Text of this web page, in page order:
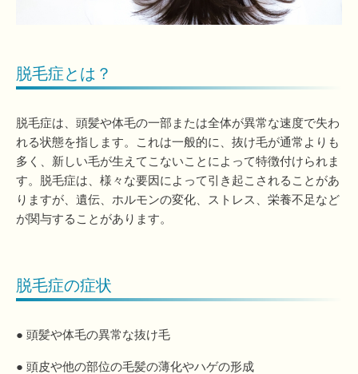
脱毛症とは？
脱毛症は、頭髪や体毛の一部または全体が異常な速度で失わ
れる状態を指します。これは一般的に、抜け毛が通常よりも
多く、新しい毛が生えてこないことによって特徴付けられま
す。脱毛症は、様々な要因によって引き起こされることがあ
りますが、遺伝、ホルモンの変化、ストレス、栄養不足など
が関与することがあります。
脱毛症の症状
● 頭髪や体毛の異常な抜け毛
● 頭皮や他の部位の毛髪の薄化やハゲの形成